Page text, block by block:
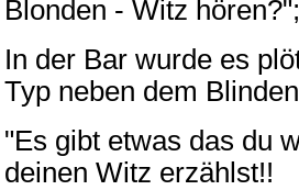
Blonden - Witz hören?";
In der Bar wurde es
Typ neben dem
"Es gibt etwas das du
deinen Witz erzählst!!